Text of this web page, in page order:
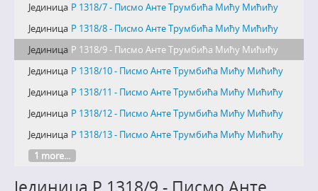
Јединица Р 1318/7 - Писмо Анте Трумбића Мићу Мићићу
Јединица Р 1318/8 - Писмо Анте Трумбића Мићу Мићићу
Јединица Р 1318/9 - Писмо Анте Трумбића Мићу Мићићу
Јединица Р 1318/10 - Писмо Анте Трумбића Мићу Мићићу
Јединица Р 1318/11 - Писмо Анте Трумбића Мићу Мићићу
Јединица Р 1318/12 - Писмо Анте Трумбића Мићу Мићићу
Јединица Р 1318/13 - Писмо Анте Трумбића Мићу Мићићу
1 more...